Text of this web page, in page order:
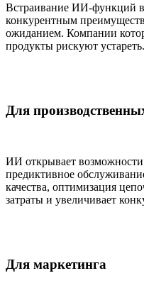
Встраивание ИИ-функций в
конкурентным
ожиданием. Компании
продукты рискуют устареть.
Для
ИИ открывает
предиктивное
качества, оптимизация
затраты и увеличивает
Для маркетинга